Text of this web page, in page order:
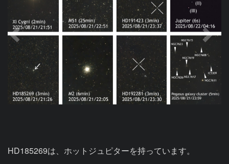
HD185269は、ホットジュピターを持っています。